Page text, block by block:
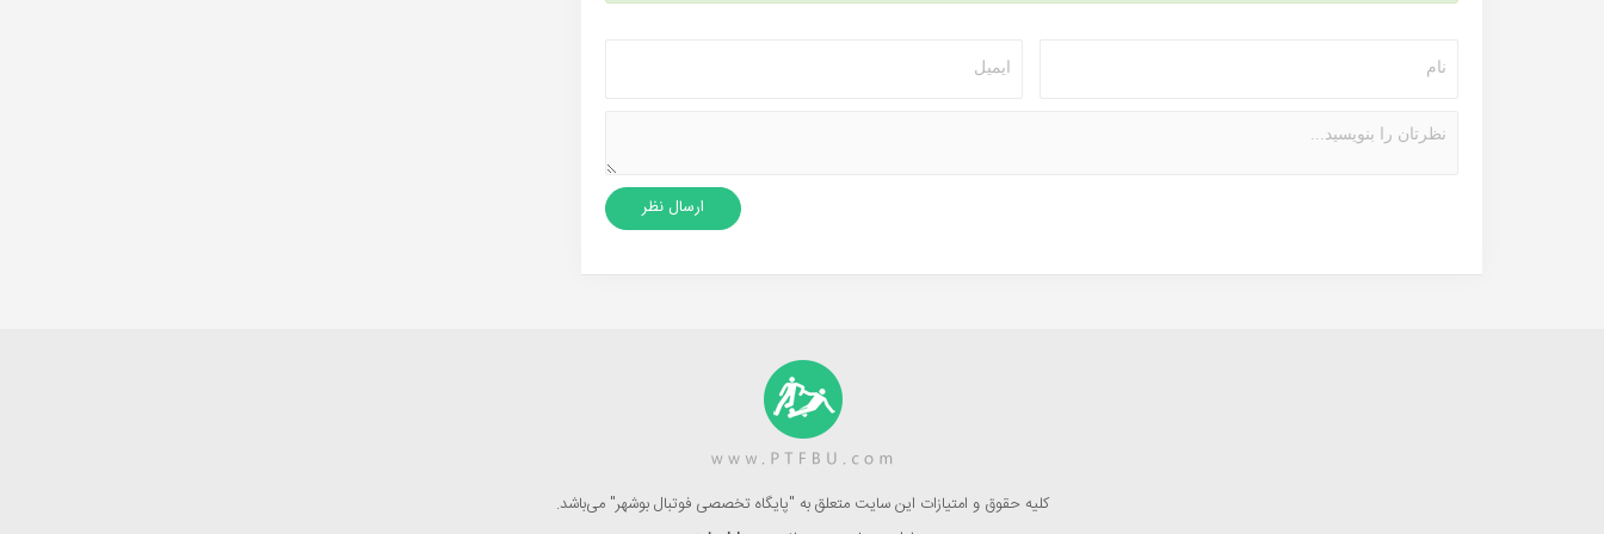
کلیه حقوق و امتیازات این سایت متعلق به "پایگاه تخصصی فوتبال بوشهر" می‌باشد.